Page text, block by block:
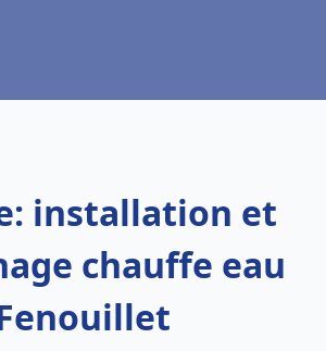
installation et
chauffe eau